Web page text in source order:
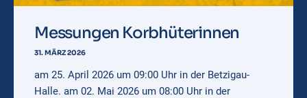
Messungen Korbhüterinnen
31. MÄRZ 2026
am 25. April 2026 um 09:00 Uhr in der Betzigau-
Halle. am 02. Mai 2026 um 08:00 Uhr in der